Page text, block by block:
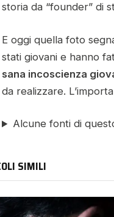
storia da “founder” di
E oggi quella foto
stati giovani e hanno
sana incoscienza
da realizzare.
Alcune fonti di
SIMILI